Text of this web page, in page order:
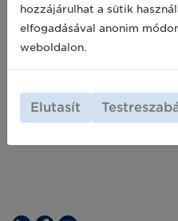
megbízható és
szabályozza az AI
alkalmazását az
szabályozás az ellátási
Archív hírek >>
hozzájárulhat a sütik
elfogadásával anonim
weboldalon.
Elutasít